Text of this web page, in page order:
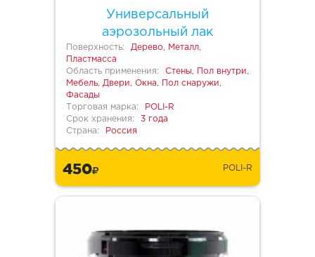
Универсальный
аэрозольный лак
Поверхность:
Дерево, Металл,
Пластмасса
Область применения:
Стены, Пол внутри,
Мебель, Двери, Окна, Пол снаружи,
Фасады
Торговая марка:
POLI-R
Срок хранения:
3 года
Страна:
Россия
450 POLI-R